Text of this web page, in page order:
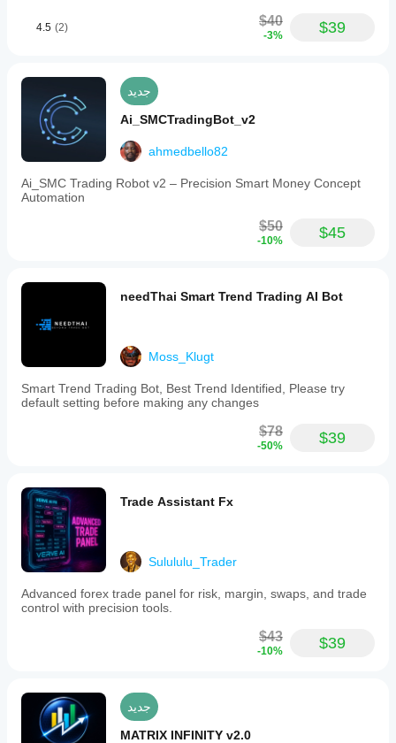
4.5 (2) $40
-3% $39
جديد
Ai_SMCTradingBot_v2
ahmedbello82
Ai_SMC Trading Robot v2 – Precision Smart Money Concept
Automation
$50
-10% $45
needThai Smart Trend Trading AI Bot
Moss_Klugt
Smart Trend Trading Bot, Best Trend Identified, Please try
default setting before making any changes
$78
-50% $39
Trade Assistant Fx
Sulululu_Trader
Advanced forex trade panel for risk, margin, swaps, and trade
control with precision tools.
$43
-10% $39
جديد
MATRIX INFINITY v2.0